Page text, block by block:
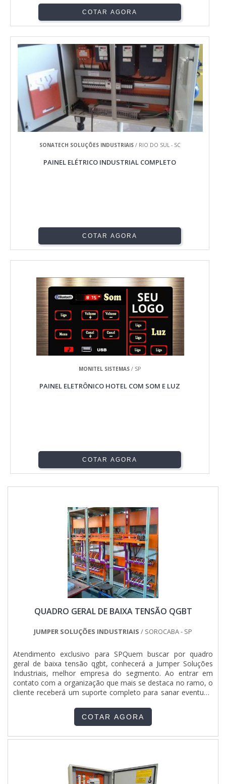
COTAR AGORA
SONATECH SOLUÇÕES INDUSTRIAIS/ RIO DO SUL - SC
PAINEL ELÉTRICO INDUSTRIAL COMPLETO
COTAR AGORA
MONITEL SISTEMAS / SP
PAINEL ELETRÔNICO HOTEL COM SOM E LUZ
COTAR AGORA
QUADRO GERAL DE BAIXA TENSÃO QGBT
JUMPER SOLUÇÕES INDUSTRIAIS / SOROCABA - SP
Atendimento exclusivo para SPQuem buscar por quadro
geral de baixa tensão qgbt, conhecerá a Jumper Soluções
Industriais, melhor empresa do segmento. Ao entrar em
contato com a organização que mais se destaca no ramo, o
cliente receberá um suporte completo para sanar eventuais
quadro geral de baixa tensão qgbt, com a Jumper Soluções
Industriais o cliente obterá assertividade e diversas opções
QUADRO GERAL DE BAIXA TENSÃO QGBTA Jumper
qualidade onde são realizadas as atividades e equipamentos
de última geração, tudo isso para oferecer quadro geral de
COTAR AGORA